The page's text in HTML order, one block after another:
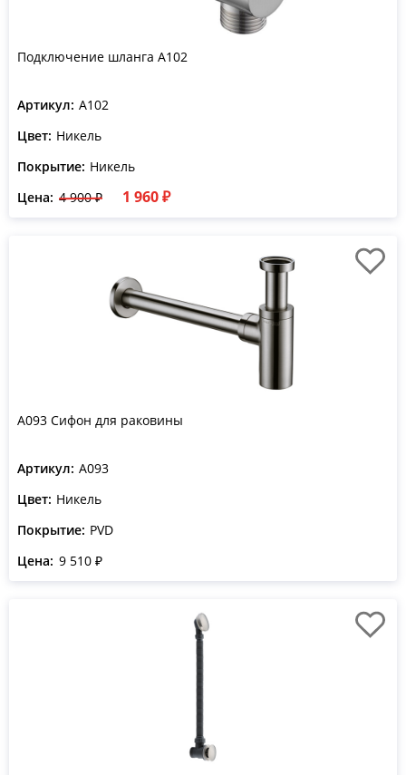
Подключение шланга A102
Артикул: A102
Цвет: Никель
Покрытие: Никель
Цена: 4 900 ₽ 1 960 ₽
A093 Сифон для раковины
Артикул: A093
Цвет: Никель
Покрытие: PVD
Цена: 9 510 ₽